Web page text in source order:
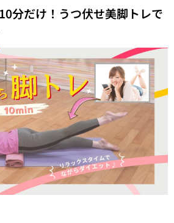
分だけ！うつ伏せ美脚トレで